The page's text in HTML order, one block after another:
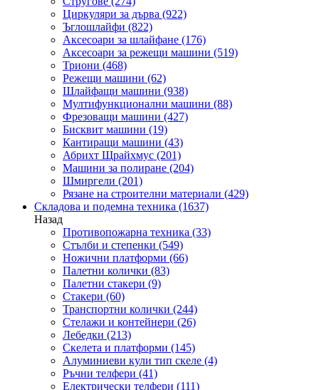
Циркуляри за дърва (922)
Ъглошлайфи (822)
Аксесоари за шлайфане (176)
Аксесоари за режещи машини (519)
Триони (468)
Режещи машини (62)
Шлайфащи машини (938)
Мултифункционални машини (88)
Фрезоващи машини (427)
Бисквит машини (19)
Кантиращи машини (43)
Абрихт Щрайхмус (201)
Машини за полиране (204)
Шмиргели (201)
Рязане на строителни материали (429)
Складова и подемна техника (1637)
Назад
Противопожарна техника (33)
Стълби и степенки (549)
Ножични платформи (66)
Палетни колички (83)
Палетни стакери (9)
Стакери (60)
Транспортни колички (244)
Стелажи и контейнери (26)
Лебедки (213)
Скелета и платформи (145)
Алуминиеви кули тип скеле (4)
Ръчни телфери (41)
Електрически телфери (111)